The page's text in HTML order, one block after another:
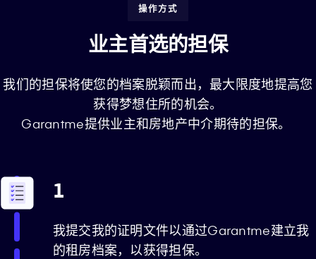
操作方式
业主首选的担保
我们的担保将使您的档案脱颖而出，最大限度地提高您
获得梦想住所的机会。
Garantme提供业主和房地产中介期待的担保。
1
我提交我的证明文件以通过Garantme建立我
的租房档案，以获得担保。